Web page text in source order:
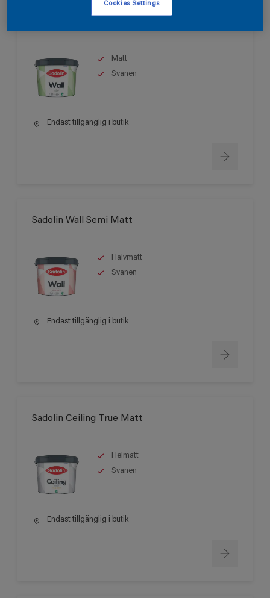
Matt
Svanen
Endast tillgänglig i butik
Sadolin Wall Semi Matt
Halvmatt
Svanen
Endast tillgänglig i butik
Sadolin Ceiling True Matt
Helmatt
Svanen
Endast tillgänglig i butik
Cookies Settings